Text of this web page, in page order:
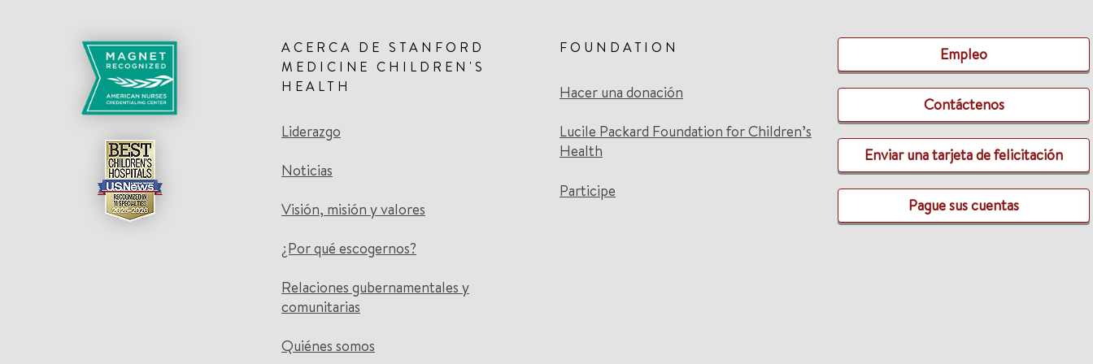
ACERCA DE STANFORD
MEDICINE CHILDREN'S
HEALTH
Liderazgo
Noticias
Visión, misión y valores
¿Por qué escogernos?
Relaciones gubernamentales y
comunitarias
Quiénes somos
FOUNDATION
Hacer una donación
Lucile Packard Foundation for Children’s
Health
Participe
Empleo
Contáctenos
Enviar una tarjeta de felicitación
Pague sus cuentas